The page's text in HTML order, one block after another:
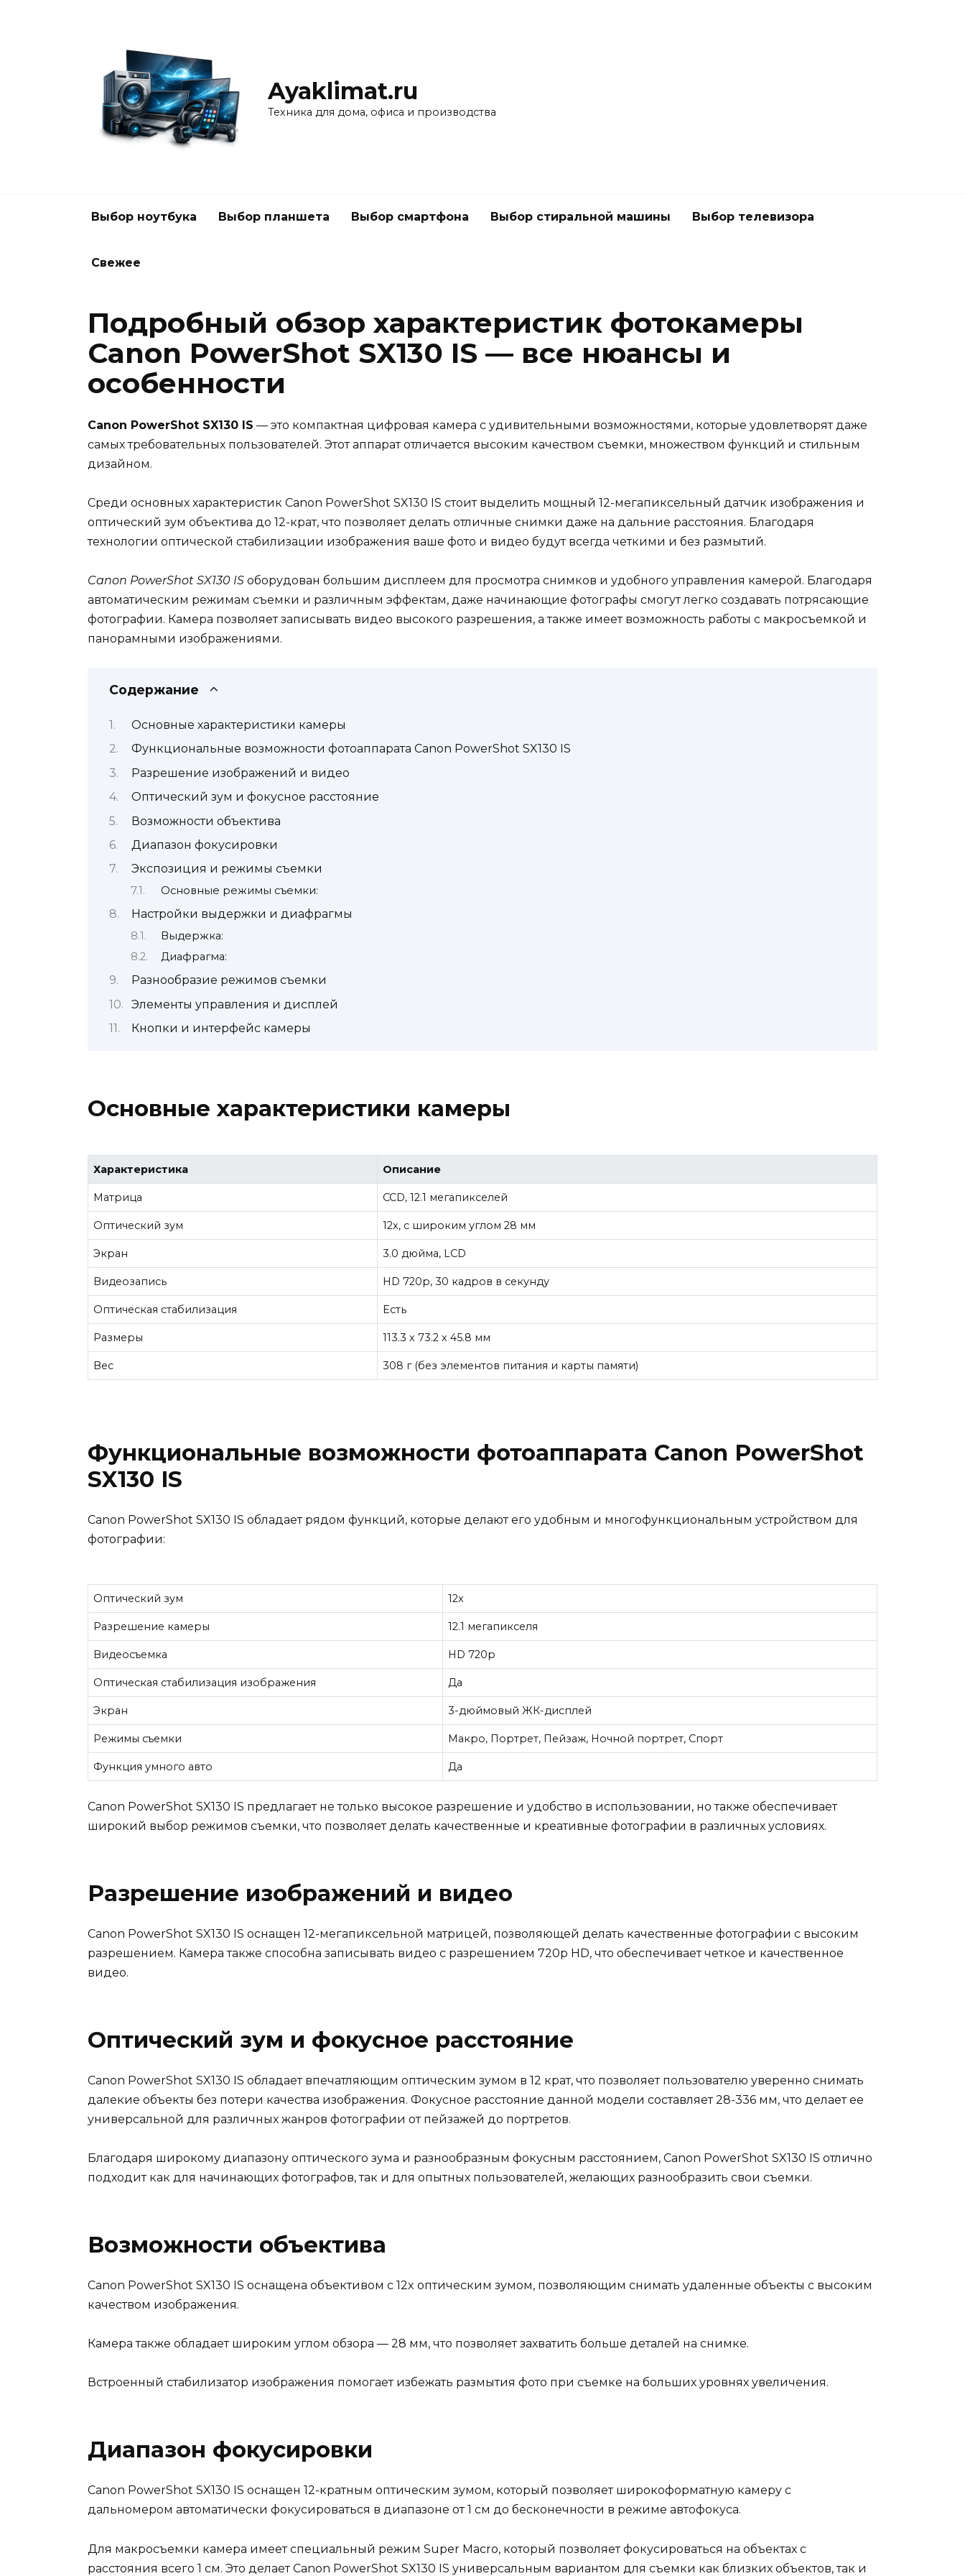
Ayaklimat.ru
Техника для дома, офиса и производства
Выбор ноутбука Выбор планшета Выбор смартфона Выбор стиральной машины Выбор телевизора
Свежее
Подробный обзор характеристик фотокамеры
Canon PowerShot SX130 IS — все нюансы и
особенности
Canon PowerShot SX130 IS — это компактная цифровая камера с удивительными возможностями, которые удовлетворят даже
самых требовательных пользователей. Этот аппарат отличается высоким качеством съемки, множеством функций и стильным
дизайном.
Среди основных характеристик Canon PowerShot SX130 IS стоит выделить мощный 12-мегапиксельный датчик изображения и
оптический зум объектива до 12-крат, что позволяет делать отличные снимки даже на дальние расстояния. Благодаря
технологии оптической стабилизации изображения ваше фото и видео будут всегда четкими и без размытий.
Canon PowerShot SX130 IS оборудован большим дисплеем для просмотра снимков и удобного управления камерой. Благодаря
автоматическим режимам съемки и различным эффектам, даже начинающие фотографы смогут легко создавать потрясающие
фотографии. Камера позволяет записывать видео высокого разрешения, а также имеет возможность работы с макросъемкой и
панорамными изображениями.
Содержание
Основные характеристики камеры
Функциональные возможности фотоаппарата Canon PowerShot SX130 IS
Разрешение изображений и видео
Оптический зум и фокусное расстояние
Возможности объектива
Диапазон фокусировки
Экспозиция и режимы съемки
Основные режимы съемки:
Настройки выдержки и диафрагмы
Выдержка:
Диафрагма:
Разнообразие режимов съемки
Элементы управления и дисплей
Кнопки и интерфейс камеры
Основные характеристики камеры
Характеристика Описание
Матрица CCD, 12.1 мегапикселей
Оптический зум 12x, с широким углом 28 мм
Экран 3.0 дюйма, LCD
Видеозапись HD 720p, 30 кадров в секунду
Оптическая стабилизация Есть
Размеры 113.3 x 73.2 x 45.8 мм
Вес 308 г (без элементов питания и карты памяти)
Функциональные возможности фотоаппарата Canon PowerShot
SX130 IS
Canon PowerShot SX130 IS обладает рядом функций, которые делают его удобным и многофункциональным устройством для
фотографии:
Оптический зум 12x
Разрешение камеры 12.1 мегапикселя
Видеосъемка HD 720p
Оптическая стабилизация изображения Да
Экран 3-дюймовый ЖК-дисплей
Режимы съемки Макро, Портрет, Пейзаж, Ночной портрет, Спорт
Функция умного авто Да
Canon PowerShot SX130 IS предлагает не только высокое разрешение и удобство в использовании, но также обеспечивает
широкий выбор режимов съемки, что позволяет делать качественные и креативные фотографии в различных условиях.
Разрешение изображений и видео
Canon PowerShot SX130 IS оснащен 12-мегапиксельной матрицей, позволяющей делать качественные фотографии с высоким
разрешением. Камера также способна записывать видео с разрешением 720p HD, что обеспечивает четкое и качественное
видео.
Оптический зум и фокусное расстояние
Canon PowerShot SX130 IS обладает впечатляющим оптическим зумом в 12 крат, что позволяет пользователю уверенно снимать
далекие объекты без потери качества изображения. Фокусное расстояние данной модели составляет 28-336 мм, что делает ее
универсальной для различных жанров фотографии от пейзажей до портретов.
Благодаря широкому диапазону оптического зума и разнообразным фокусным расстоянием, Canon PowerShot SX130 IS отлично
подходит как для начинающих фотографов, так и для опытных пользователей, желающих разнообразить свои съемки.
Возможности объектива
Canon PowerShot SX130 IS оснащена объективом с 12x оптическим зумом, позволяющим снимать удаленные объекты с высоким
качеством изображения.
Камера также обладает широким углом обзора — 28 мм, что позволяет захватить больше деталей на снимке.
Встроенный стабилизатор изображения помогает избежать размытия фото при съемке на больших уровнях увеличения.
Диапазон фокусировки
Canon PowerShot SX130 IS оснащен 12-кратным оптическим зумом, который позволяет широкоформатную камеру с
дальномером автоматически фокусироваться в диапазоне от 1 см до бесконечности в режиме автофокуса.
Для макросъемки камера имеет специальный режим Super Macro, который позволяет фокусироваться на объектах с
расстояния всего 1 см. Это делает Canon PowerShot SX130 IS универсальным вариантом для съемки как близких объектов, так и